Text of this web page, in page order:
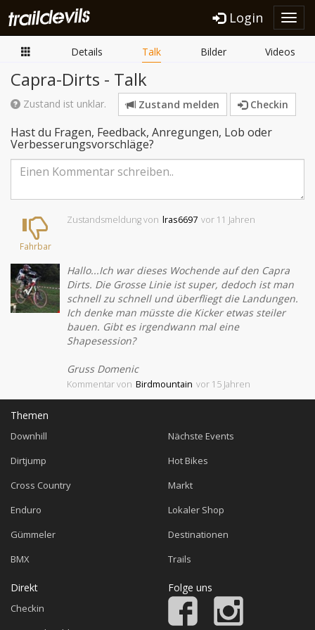
Login
Details Talk Bilder Videos
Capra-Dirts - Talk
Zustand ist unklar. Zustand melden Checkin
Hast du Fragen, Feedback, Anregungen, Lob oder
Verbesserungsvorschläge?
Fahrbar
Zustandsmeldungvon lras6697 vor 11 Jahren
Hallo...Ich war dieses Wochende auf den Capra
Dirts. Die Grosse Linie ist super, dedoch ist man
schnell zu schnell und überfliegt die Landungen.
Ich denke man müsste die Kicker etwas steiler
bauen. Gibt es irgendwann mal eine
Shapesession?
Gruss Domenic
Kommentarvon Birdmountain vor 15 Jahren
Themen
Downhill
Dirtjump
Cross Country
Enduro
Gümmeler
BMX
Nächste Events
Hot Bikes
Markt
Lokaler Shop
Destinationen
Trails
Direkt
Checkin
Folge uns